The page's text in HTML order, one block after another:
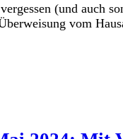
(und auch
vom